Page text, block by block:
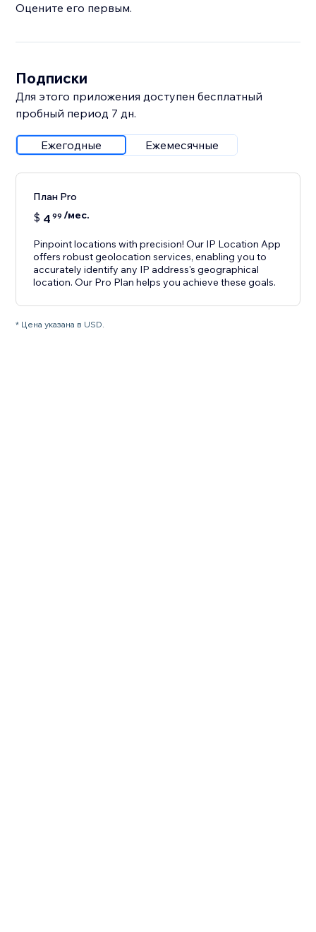
Оцените его первым.
Подписки
Для этого приложения доступен бесплатный
пробный период 7 дн.
Ежегодные Ежемесячные
План Pro
$ 4 99 /мес.
Pinpoint locations with precision! Our IP Location App
offers robust geolocation services, enabling you to
accurately identify any IP address's geographical
location. Our Pro Plan helps you achieve these goals.
* Цена указана в USD.